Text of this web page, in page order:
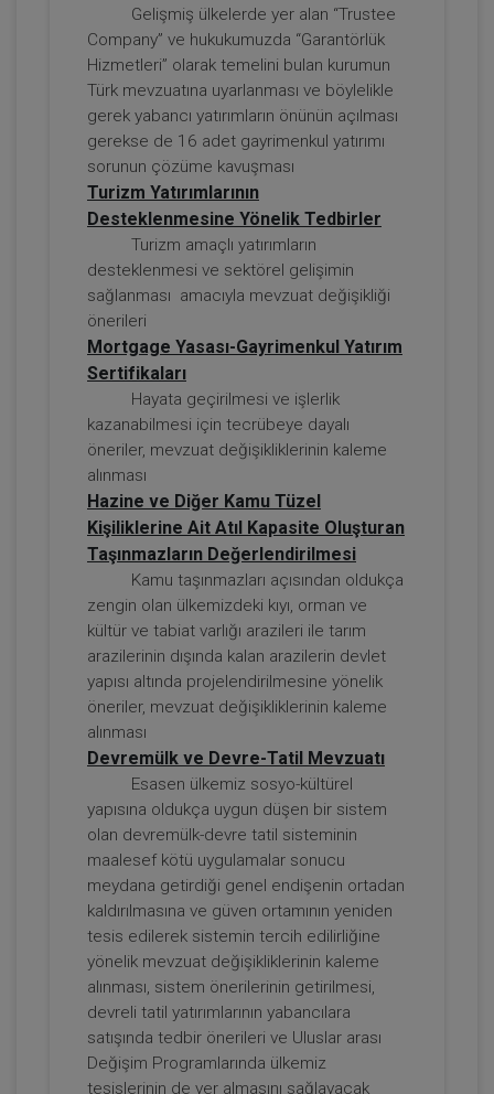
Sorumluluk Hukuku - IV. Borçlar Hukuku
Kongresi - III. Oturum
360 TL Sepete Ekle
Tüketici Hukuku Enstitüsü
Kira Hukuku - 1 - IV. Borçlar Hukuku
Kongresi - I. Oturum
360 TL Sepete Ekle
Tüketici Hukuku Enstitüsü
Kira Hukuku - 2 - IV. Borçlar Hukuku
Kongresi - II. Oturum
Gelişmiş ülkelerde yer alan “Trustee
Company” ve hukukumuzda “Garantörlük
Hizmetleri” olarak temelini bulan kurumun
Türk mevzuatına uyarlanması ve böylelikle
gerek yabancı yatırımların önünün açılması
gerekse de 16 adet gayrimenkul yatırımı
sorunun çözüme kavuşması
Turizm Yatırımlarının
Desteklenmesine Yönelik Tedbirler
Turizm amaçlı yatırımların
desteklenmesi ve sektörel gelişimin
sağlanması amacıyla mevzuat değişikliği
önerileri
Mortgage Yasası-Gayrimenkul Yatırım
Sertifikaları
Hayata geçirilmesi ve işlerlik
kazanabilmesi için tecrübeye dayalı
öneriler, mevzuat değişikliklerinin kaleme
alınması
Hazine ve Diğer Kamu Tüzel
Kişiliklerine Ait Atıl Kapasite Oluşturan
Taşınmazların Değerlendirilmesi
Kamu taşınmazları açısından oldukça
zengin olan ülkemizdeki kıyı, orman ve
kültür ve tabiat varlığı arazileri ile tarım
arazilerinin dışında kalan arazilerin devlet
yapısı altında projelendirilmesine yönelik
öneriler, mevzuat değişikliklerinin kaleme
alınması
Devremülk ve Devre-Tatil Mevzuatı
Esasen ülkemiz sosyo-kültürel
yapısına oldukça uygun düşen bir sistem
olan devremülk-devre tatil sisteminin
maalesef kötü uygulamalar sonucu
meydana getirdiği genel endişenin ortadan
kaldırılmasına ve güven ortamının yeniden
tesis edilerek sistemin tercih edilirliğine
yönelik mevzuat değişikliklerinin kaleme
alınması, sistem önerilerinin getirilmesi,
devreli tatil yatırımlarının yabancılara
satışında tedbir önerileri ve Uluslar arası
Değişim Programlarında ülkemiz
tesislerinin de yer almasını sağlayacak